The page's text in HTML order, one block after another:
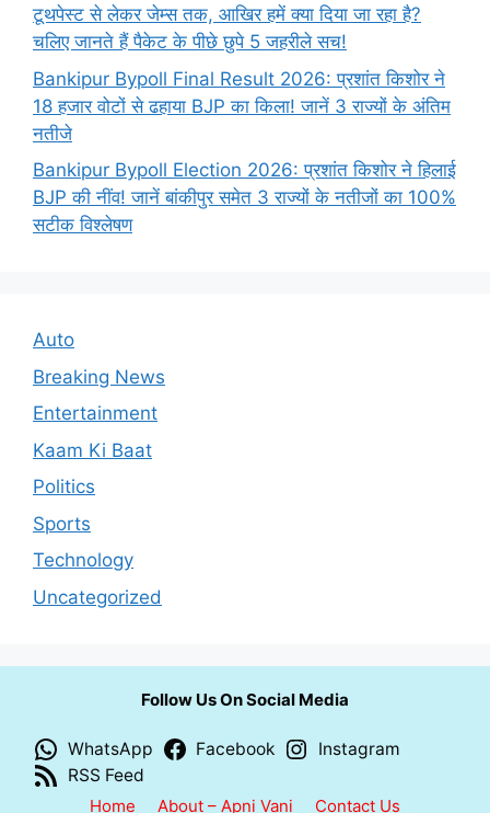
टूथपेस्ट से लेकर जेम्स तक, आखिर हमें क्या दिया जा रहा है?
चलिए जानते हैं पैकेट के पीछे छुपे 5 जहरीले सच!
Bankipur Bypoll Final Result 2026: प्रशांत किशोर ने
18 हजार वोटों से ढहाया BJP का किला! जानें 3 राज्यों के अंतिम
नतीजे
Bankipur Bypoll Election 2026: प्रशांत किशोर ने हिलाई
BJP की नींव! जानें बांकीपुर समेत 3 राज्यों के नतीजों का 100%
सटीक विश्लेषण
Auto
Breaking News
Entertainment
Kaam Ki Baat
Politics
Sports
Technology
Uncategorized
Follow Us On Social Media
WhatsApp Facebook
Instagram
RSS Feed
Home
About – Apni Vani Contact Us